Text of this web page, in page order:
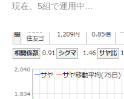
現在、5組で運用中…